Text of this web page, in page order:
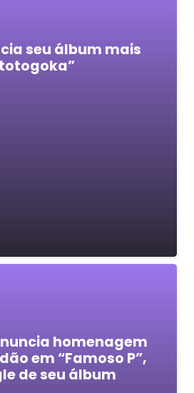
seu álbum mais
homenagem
em “Famoso P”,
de seu álbum